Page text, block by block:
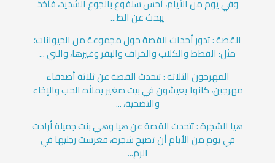
وفي يوم من الأيام، أحس سلفوع بالجوع الشديد، فأخذ
يبحث عن الط...
القصة : تدور أحداث القصة حول مجموعة من الحيوانات؛
مثل: القطط والكلاب والخراف والبقر وغيرها، والتي ...
المهرجون الثلاثة : تتحدث القصة عن ثلاثة أصدقاء
مهرجين، كانوا يعيشون في بيت صغير يملأه الحب والإخاء
والتضحية، ...
هيا الشجرة : تتحدث القصة عن هيا وهي بنت جميلة أرادت
في يوم من الأيام أن تصبح شجرة، فغرست رجليها في
الرم...